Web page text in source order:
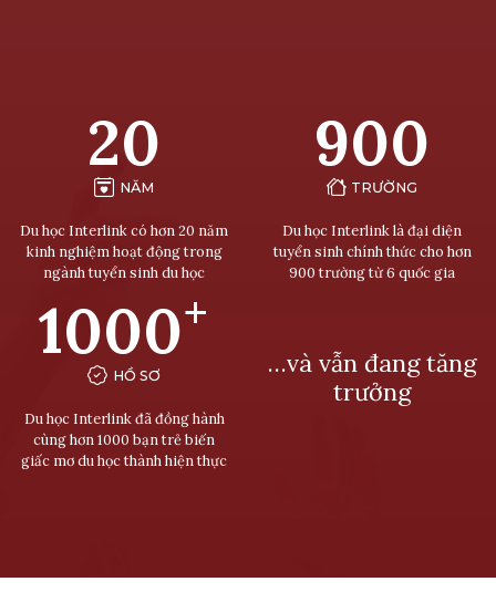
20
NĂM
Du học Interlink có hơn 20 năm
kinh nghiệm hoạt động trong
ngành tuyển sinh du học
900
TRƯỜNG
Du học Interlink là đại diện
tuyển sinh chính thức cho hơn
900 trường từ 6 quốc gia
1000+
HỒ SƠ
Du học Interlink đã đồng hành
cùng hơn 1000 bạn trẻ biến
giấc mơ du học thành hiện thực
…và vẫn đang tăng
trưởng